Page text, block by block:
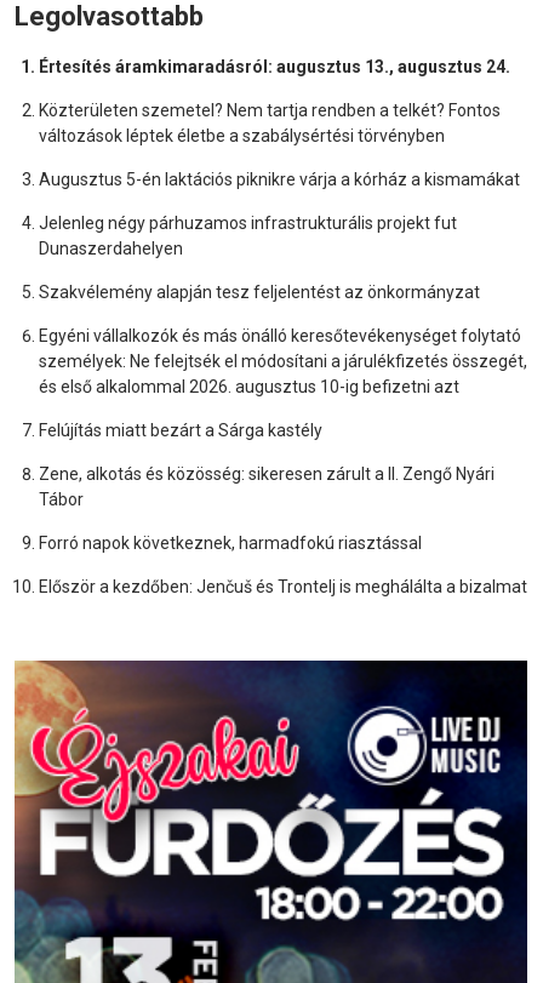
Legolvasottabb
Értesítés áramkimaradásról: augusztus 13., augusztus 24.
Közterületen szemetel? Nem tartja rendben a telkét? Fontos
változások léptek életbe a szabálysértési törvényben
Augusztus 5-én laktációs piknikre várja a kórház a kismamákat
Jelenleg négy párhuzamos infrastrukturális projekt fut
Dunaszerdahelyen
Szakvélemény alapján tesz feljelentést az önkormányzat
Egyéni vállalkozók és más önálló keresőtevékenységet folytató
személyek: Ne felejtsék el módosítani a járulékfizetés összegét,
és első alkalommal 2026. augusztus 10-ig befizetni azt
Felújítás miatt bezárt a Sárga kastély
Zene, alkotás és közösség: sikeresen zárult a II. Zengő Nyári
Tábor
Forró napok következnek, harmadfokú riasztással
Először a kezdőben: Jenčuš és Trontelj is meghálálta a bizalmat